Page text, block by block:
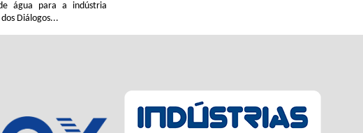
água para a indústria
Diálogos...